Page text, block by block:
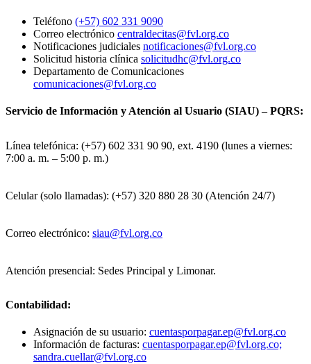
Teléfono (+57) 602 331 9090
Correo electrónico centraldecitas@fvl.org.co
Notificaciones judiciales notificaciones@fvl.org.co
Solicitud historia clínica solicitudhc@fvl.org.co
Departamento de Comunicaciones
comunicaciones@fvl.org.co
Servicio de Información y Atención al Usuario (SIAU) – PQRS:
Línea telefónica: (+57) 602 331 90 90, ext. 4190 (lunes a viernes:
7:00 a. m. – 5:00 p. m.)
Celular (solo llamadas): (+57) 320 880 28 30 (Atención 24/7)
Correo electrónico: siau@fvl.org.co
Atención presencial: Sedes Principal y Limonar.
Contabilidad:
Asignación de su usuario: cuentasporpagar.ep@fvl.org.co
Información de facturas: cuentasporpagar.ep@fvl.org.co;
sandra.cuellar@fvl.org.co